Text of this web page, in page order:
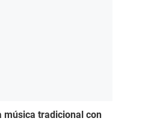
música tradicional con